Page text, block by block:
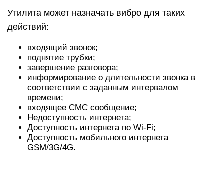
с перечнем доступных для него вибросигналов.
Устанавливают нужный и закрывают утилиту.
Для создания собственного вибросигнала,
требуемое действие. Только в этом случае в
списке вибросигналов нужно нажать плюс в
верху утилиты. После чего приложение
предложит два действия: записать
вибросигнал нажатиями и перевод кода Морзе.
Запись нажатиями. После выбора этого пункта
появится окно с прямоугольником, с помощью
которого создают вибросигнал. Любое касание
экрана в этой области будет генерировать
вибросигнал, который будет сохраняться и в
дальнейшем станет доступным для